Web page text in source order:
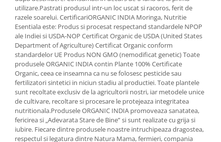
Vitamina K
Zinc
Cătină
Chlorella
Colina
Electroliti
Produse Apicole
Cacao
utilizare.Pastrati produsul intr-un loc uscat si racoros, ferit de
razele soarelui. CertificariORGANIC INDIA Moringa, Nutritie
Esentiala este: Produs si procesat respectand standardele NPOP
ale Indiei si USDA-NOP Certificat Organic de USDA (United States
Department of Agriculture) Certificat Organic conform
standardelor UE Produs NON GMO (nemodificat genetic) Toate
produsele ORGANIC INDIA contin Plante 100% Certificate
Organic, ceea ce inseamna ca nu se folosesc pesticide sau
fertilizatori sintetici in niciun stadiu al productiei. Toate plantele
sunt recoltate exclusiv de la agricultorii nostri, iar metodele unice
de cultivare, recoltare si procesare le protejeaza integritatea
nutritionala.Produsele ORGANIC INDIA promoveaza sanatatea,
fericirea si „Adevarata Stare de Bine” si sunt realizate cu grija si
iubire. Fiecare dintre produsele noastre intruchipeaza dragostea,
respectul si legatura dintre Natura Mama, fermieri, compania